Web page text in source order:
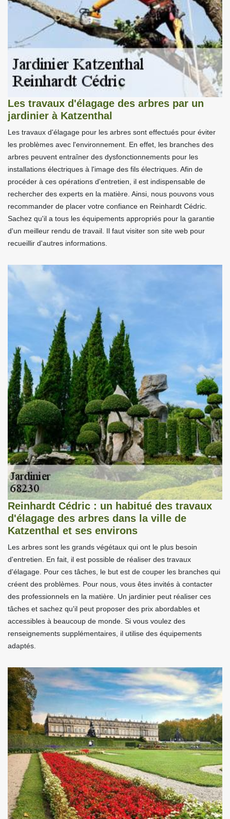
Les travaux d'élagage des arbres par un
jardinier à Katzenthal
Les travaux d'élagage pour les arbres sont effectués pour éviter
les problèmes avec l'environnement. En effet, les branches des
arbres peuvent entraîner des dysfonctionnements pour les
installations électriques à l'image des fils électriques. Afin de
procéder à ces opérations d'entretien, il est indispensable de
rechercher des experts en la matière. Ainsi, nous pouvons vous
recommander de placer votre confiance en Reinhardt Cédric.
Sachez qu'il a tous les équipements appropriés pour la garantie
d'un meilleur rendu de travail. Il faut visiter son site web pour
recueillir d'autres informations.
Reinhardt Cédric : un habitué des travaux
d'élagage des arbres dans la ville de
Katzenthal et ses environs
Les arbres sont les grands végétaux qui ont le plus besoin
d'entretien. En fait, il est possible de réaliser des travaux
d'élagage. Pour ces tâches, le but est de couper les branches qui
créent des problèmes. Pour nous, vous êtes invités à contacter
des professionnels en la matière. Un jardinier peut réaliser ces
tâches et sachez qu'il peut proposer des prix abordables et
accessibles à beaucoup de monde. Si vous voulez des
renseignements supplémentaires, il utilise des équipements
adaptés.